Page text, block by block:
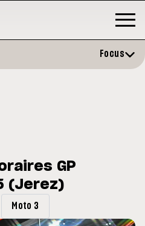
MOTO GP
Programme du GP de Grande-
Bretagne
Focus
GP
(Jerez)
Moto 3